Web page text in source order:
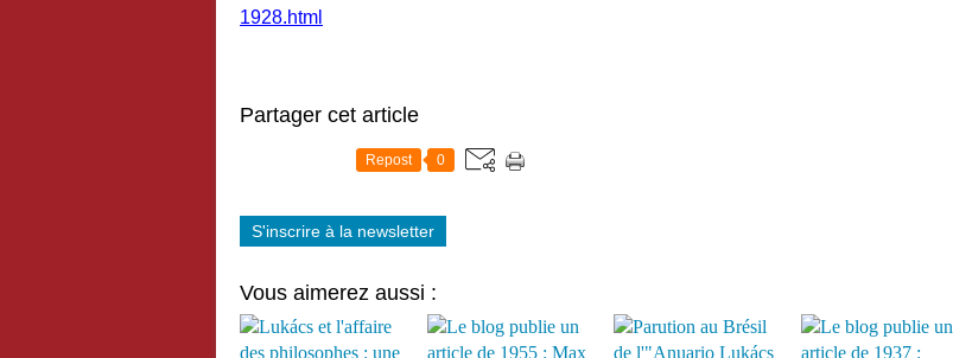
1928.html
Partager cet article
Repost 0
S'inscrire à la newsletter
Vous aimerez aussi :